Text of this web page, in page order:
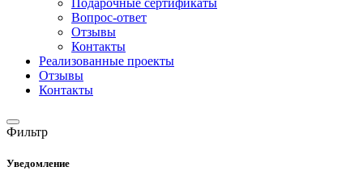
Подарочные сертификаты
Вопрос-ответ
Отзывы
Контакты
Реализованные проекты
Отзывы
Контакты
Фильтр
Уведомление